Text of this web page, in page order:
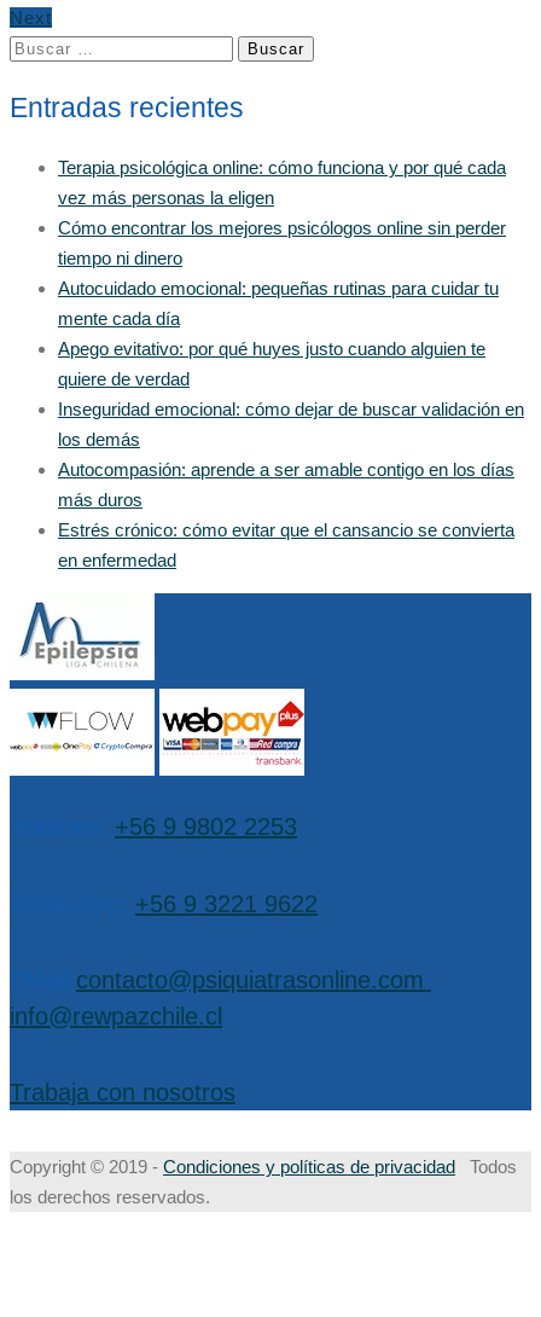
Next
Buscar:
Entradas recientes
Terapia psicológica online: cómo funciona y por qué cada
vez más personas la eligen
Cómo encontrar los mejores psicólogos online sin perder
tiempo ni dinero
Autocuidado emocional: pequeñas rutinas para cuidar tu
mente cada día
Apego evitativo: por qué huyes justo cuando alguien te
quiere de verdad
Inseguridad emocional: cómo dejar de buscar validación en
los demás
Autocompasión: aprende a ser amable contigo en los días
más duros
Estrés crónico: cómo evitar que el cansancio se convierta
en enfermedad
+56 9 9802 2253
+56 9 3221 9622
contacto@psiquiatrasonline.com
info@rewpazchile.cl
Trabaja con nosotros
Copyright © 2019 - Condiciones y políticas de privacidad Todos
los derechos reservados.